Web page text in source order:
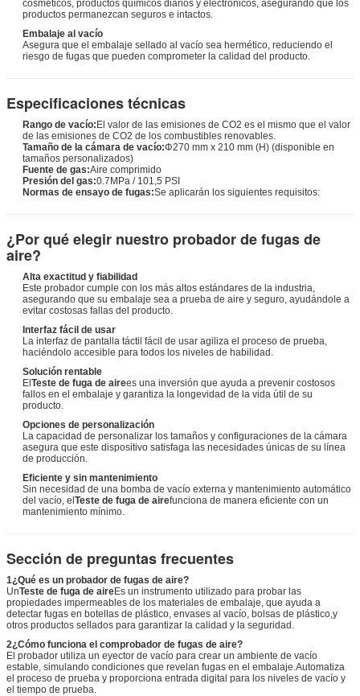
cosméticos, productos químicos diarios y electrónicos, asegurando que los
productos permanezcan seguros e intactos.
Embalaje al vacío
Asegura que el embalaje sellado al vacío sea hermético, reduciendo el
riesgo de fugas que pueden comprometer la calidad del producto.
Especificaciones técnicas
Rango de vacío:El valor de las emisiones de CO2 es el mismo que el valor
de las emisiones de CO2 de los combustibles renovables.
Tamaño de la cámara de vacío:Φ270 mm x 210 mm (H) (disponible en
tamaños personalizados)
Fuente de gas:Aire comprimido
Presión del gas:0.7MPa / 101,5 PSI
Normas de ensayo de fugas:Se aplicarán los siguientes requisitos:
¿Por qué elegir nuestro probador de fugas de
aire?
Alta exactitud y fiabilidad
Este probador cumple con los más altos estándares de la industria,
asegurando que su embalaje sea a prueba de aire y seguro, ayudándole a
evitar costosas fallas del producto.
Interfaz fácil de usar
La interfaz de pantalla táctil fácil de usar agiliza el proceso de prueba,
haciéndolo accesible para todos los niveles de habilidad.
Solución rentable
ElTeste de fuga de airees una inversión que ayuda a prevenir costosos
fallos en el embalaje y garantiza la longevidad de la vida útil de su
producto.
Opciones de personalización
La capacidad de personalizar los tamaños y configuraciones de la cámara
asegura que este dispositivo satisfaga las necesidades únicas de su línea
de producción.
Eficiente y sin mantenimiento
Sin necesidad de una bomba de vacío externa y mantenimiento automático
del vacío, elTeste de fuga de airefunciona de manera eficiente con un
mantenimiento mínimo.
Sección de preguntas frecuentes
1¿Qué es un probador de fugas de aire?
UnTeste de fuga de aireEs un instrumento utilizado para probar las
propiedades impermeables de los materiales de embalaje, que ayuda a
detectar fugas en botellas de plástico, envases al vacío, bolsas de plástico,y
otros productos sellados para garantizar la calidad y la seguridad.
2¿Cómo funciona el comprobador de fugas de aire?
El probador utiliza un eyector de vacío para crear un ambiente de vacío
estable, simulando condiciones que revelan fugas en el embalaje.Automatiza
el proceso de prueba y proporciona entrada digital para los niveles de vacío y
el tiempo de prueba.